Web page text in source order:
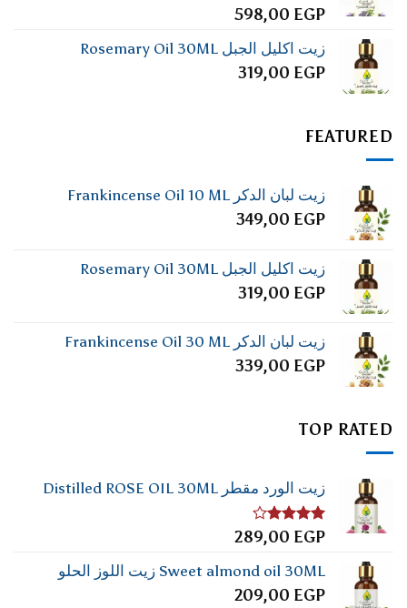
598,00 EGP
زيت اكليل الجبل Rosemary Oil 30ML
319,00 EGP
FEATURED
زيت لبان الدكر Frankincense Oil 10 ML
349,00 EGP
زيت اكليل الجبل Rosemary Oil 30ML
319,00 EGP
زيت لبان الدكر Frankincense Oil 30 ML
339,00 EGP
TOP RATED
زيت الورد مقطر Distilled ROSE OIL 30ML
تم
4.00من
5
289,00 EGP
Sweet almond oil 30ML زيت اللوز الحلو
209,00 EGP